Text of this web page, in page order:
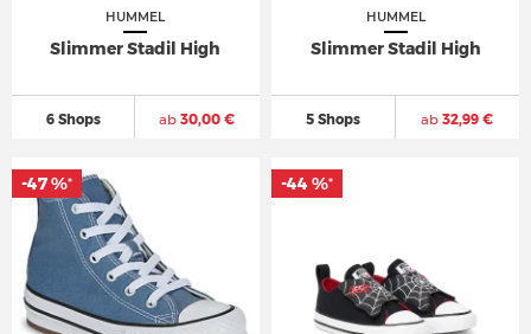
HUMMEL
Slimmer Stadil High
6 Shops ab 30,00 €
HUMMEL
Slimmer Stadil High
5 Shops ab 32,99 €
-47 %* -44 %*